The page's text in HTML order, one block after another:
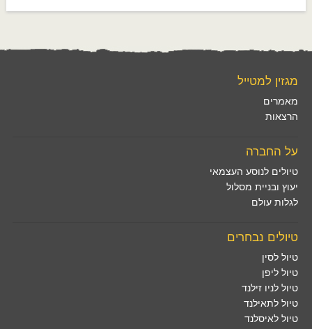
מגזין למטייל
מאמרים
הרצאות
על החברה
טיולים לנוסע העצמאי
יעוץ ובניית מסלול
לגלות עולם
טיולים נבחרים
טיול לסין
טיול ליפן
טיול לניו זילנד
טיול לתאילנד
טיול לאיסלנד